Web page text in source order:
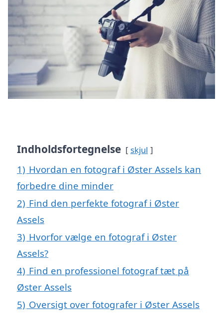
Indholdsfortegnelse skjul
1) Hvordan en fotograf i Øster Assels kan
forbedre dine minder
2) Find den perfekte fotograf i Øster
Assels
3) Hvorfor vælge en fotograf i Øster
Assels?
4) Find en professionel fotograf tæt på
Øster Assels
5) Oversigt over fotografer i Øster Assels